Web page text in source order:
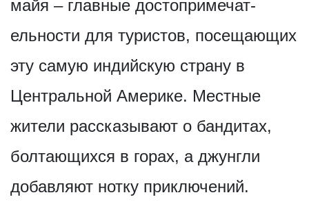
майя – главные достопримечат­
ельности для туристов, посещающих
эту самую индийскую страну в
Центральной Америке. Местные
жители рассказывают о бандитах,
болтающихся в горах, а джунгли
добавляют нотку приключений.